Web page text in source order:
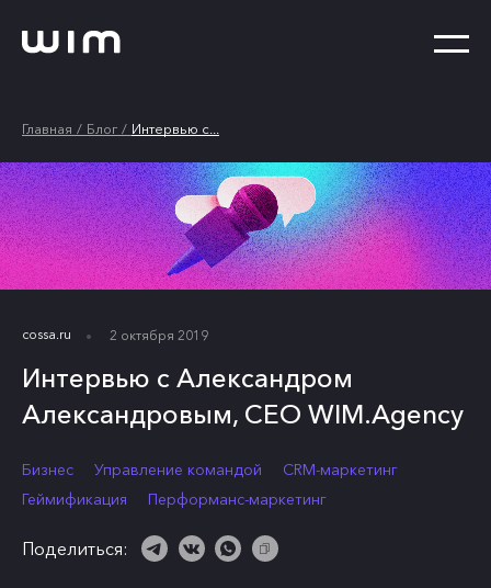
Главная Блог Интервью с...
cossa.ru 2 октября 2019
Интервью с Александром
Александровым, СЕО WIM.Agency
Бизнес Управление командой
CRM-маркетинг
Геймификация
Перформанс-маркетинг
Поделиться: